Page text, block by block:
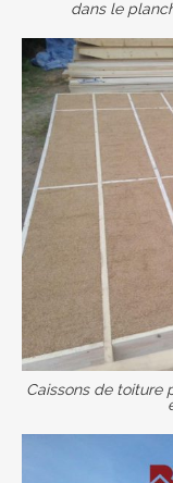
dans le
Caissons de toiture